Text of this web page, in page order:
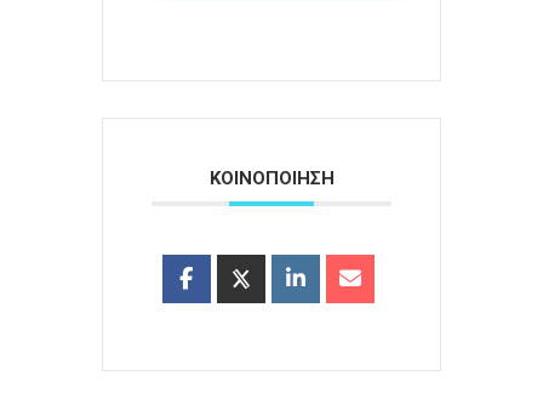
ΚΟΙΝΟΠΟΙΗΣΗ